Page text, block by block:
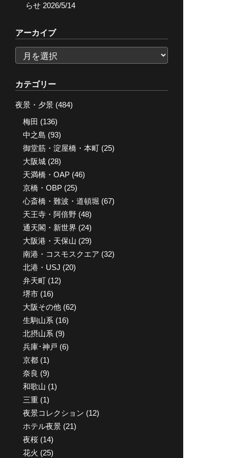
らせ 2026/5/14
アーカイブ
ー
カ
イ
ブ
カテゴリー
夜景・夕景 (484)
梅田 (136)
中之島 (93)
御堂筋・淀屋橋・本町 (25)
大阪城 (28)
天満橋・OAP (46)
京橋・OBP (25)
心斎橋・難波・道頓堀 (67)
天王寺・阿倍野 (48)
通天閣・新世界 (24)
大阪港・天保山 (29)
南港・コスモスクエア (32)
北港・USJ (20)
弁天町 (12)
堺市 (16)
大阪その他 (62)
生駒山系 (16)
北摂山系 (9)
兵庫･神戸 (6)
京都 (1)
奈良 (9)
和歌山 (1)
三重 (1)
夜景コレクション (12)
ホテル夜景 (21)
夜桜 (14)
花火 (25)